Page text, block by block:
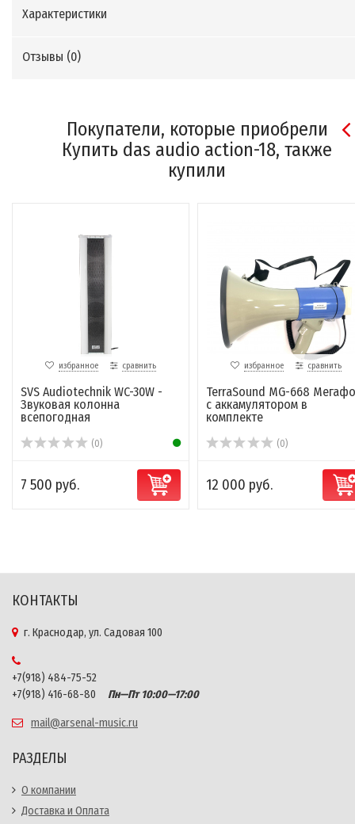
Характеристики
Отзывы (0)
Покупатели, которые приобрели
Купить das audio action-18, также
купили
избранное сравнить
SVS Audiotechnik WC-30W -
Звуковая колонна
всепогодная
(0)
7 500 руб.
избранное сравнить
TerraSound MG-668
с аккамулятором в
комплекте
(0)
12 000 руб.
КОНТАКТЫ
г. Краснодар, ул. Садовая 100
+7(918) 484-75-52
+7(918) 416-68-80
Пн—Пт 10:00—17:00
mail@arsenal-music.ru
РАЗДЕЛЫ
О компании
Доставка и Оплата